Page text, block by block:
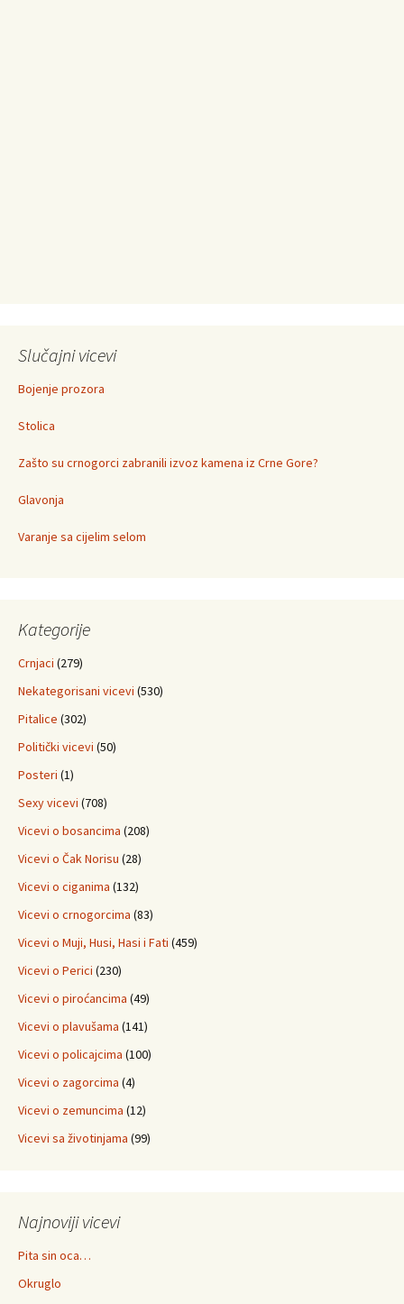
Slučajni vicevi
Bojenje prozora
Stolica
Zašto su crnogorci zabranili izvoz kamena iz Crne Gore?
Glavonja
Varanje sa cijelim selom
Kategorije
Crnjaci (279)
Nekategorisani vicevi (530)
Pitalice (302)
Politički vicevi (50)
Posteri (1)
Sexy vicevi (708)
Vicevi o bosancima (208)
Vicevi o Čak Norisu (28)
Vicevi o ciganima (132)
Vicevi o crnogorcima (83)
Vicevi o Muji, Husi, Hasi i Fati (459)
Vicevi o Perici (230)
Vicevi o piroćancima (49)
Vicevi o plavušama (141)
Vicevi o policajcima (100)
Vicevi o zagorcima (4)
Vicevi o zemuncima (12)
Vicevi sa životinjama (99)
Najnoviji vicevi
Pita sin oca…
Okruglo